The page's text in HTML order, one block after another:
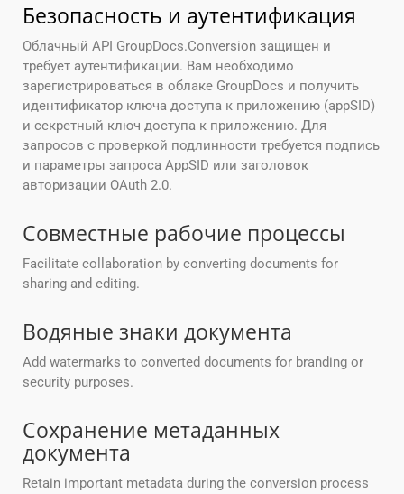
Безопасность и аутентификация
Облачный API GroupDocs.Conversion защищен и
требует аутентификации. Вам необходимо
зарегистрироваться в облаке GroupDocs и получить
идентификатор ключа доступа к приложению (appSID)
и секретный ключ доступа к приложению. Для
запросов с проверкой подлинности требуется подпись
и параметры запроса AppSID или заголовок
авторизации OAuth 2.0.
Совместные рабочие процессы
Facilitate collaboration by converting documents for
sharing and editing.
Водяные знаки документа
Add watermarks to converted documents for branding or
security purposes.
Сохранение метаданных
документа
Retain important metadata during the conversion process